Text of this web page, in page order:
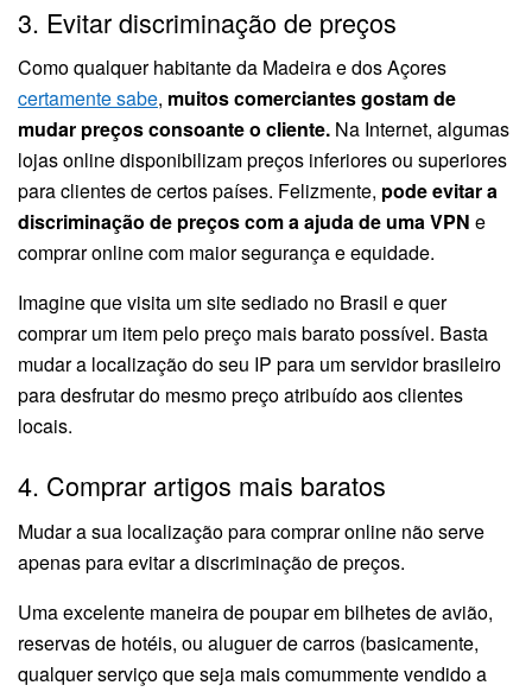
3. Evitar discriminação de preços
Como qualquer habitante da Madeira e dos Açores
certamente sabe, muitos comerciantes gostam de
mudar preços consoante o cliente. Na Internet, algumas
lojas online disponibilizam preços inferiores ou superiores
para clientes de certos países. Felizmente, pode evitar a
discriminação de preços com a ajuda de uma VPN e
comprar online com maior segurança e equidade.
Imagine que visita um site sediado no Brasil e quer
comprar um item pelo preço mais barato possível. Basta
mudar a localização do seu IP para um servidor brasileiro
para desfrutar do mesmo preço atribuído aos clientes
locais.
4. Comprar artigos mais baratos
Mudar a sua localização para comprar online não serve
apenas para evitar a discriminação de preços.
Uma excelente maneira de poupar em bilhetes de avião,
reservas de hotéis, ou aluguer de carros (basicamente,
qualquer serviço que seja mais comummente vendido a